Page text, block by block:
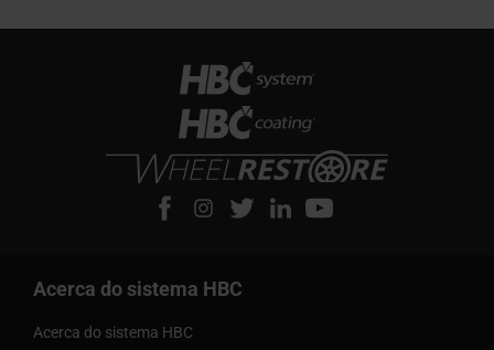
Acerca do sistema HBC
Acerca do sistema HBC